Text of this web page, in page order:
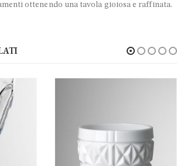
ottenendo una tavola gioiosa e raffinata.